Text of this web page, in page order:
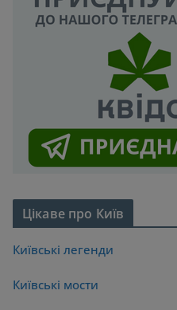
Цікаве про Київ
Київські легенди
Київські мости